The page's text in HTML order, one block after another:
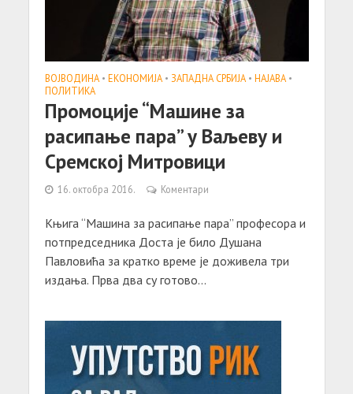
ВОЈВОДИНА • ЕКОНОМИЈА • ЗАПАДНА СРБИЈА • НАЈАВА •
ПОЛИТИКА
Промоције “Машине за
расипање пара” у Ваљеву и
Сремској Митровици
16. октобра 2016. Коментари
Књига “Машина за расипање пара” професора и
потпредседника Доста је било Душана
Павловића за кратко време је доживела три
издања. Прва два су готово...